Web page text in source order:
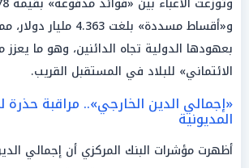
و«أقساط مسددة» بلغت
بعهودها الدولية تجاه الدائنين، وهو ما
الائتماني» للبلاد في المستقبل القريب.
«إجمالي الدين الخارجي».. مراقبة حذرة
المديونية
أظهرت مؤشرات البنك المركزي أن إجمالي